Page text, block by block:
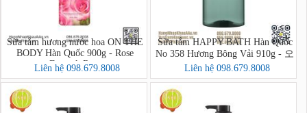
Sữa tắm hương nước hoa ON THE
BODY Hàn Quốc 900g - Rose
Damask Rose
Liên hệ 098.679.8008
Sữa tắm HAPPY BATH Hàn Quốc
No 358 Hương Bông Vải 910g - 오
리지널 컬렉션 바디워시
Liên hệ 098.679.8008